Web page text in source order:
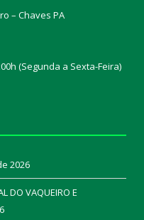
– Chaves PA
(Segunda a Sexta-Feira)
2026
DO VAQUEIRO E